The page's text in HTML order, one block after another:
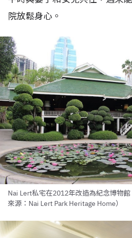
院放鬆身心。
Nai Lert私宅在2012年改造為紀念博物
來源：Nai Lert Park Heritage Home）